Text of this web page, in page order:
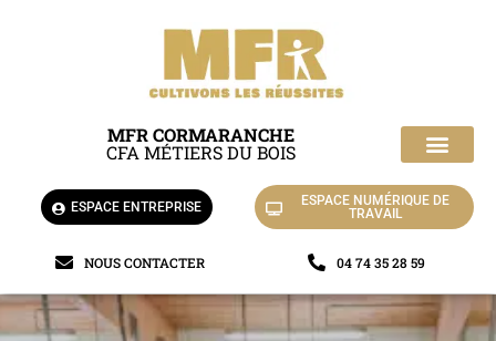
MFR CORMARANCHE
CFA MÉTIERS DU BOIS
ESPACE ENTREPRISE
ESPACE NUMÉRIQUE DE
TRAVAIL
NOUS CONTACTER 04 74 35 28 59